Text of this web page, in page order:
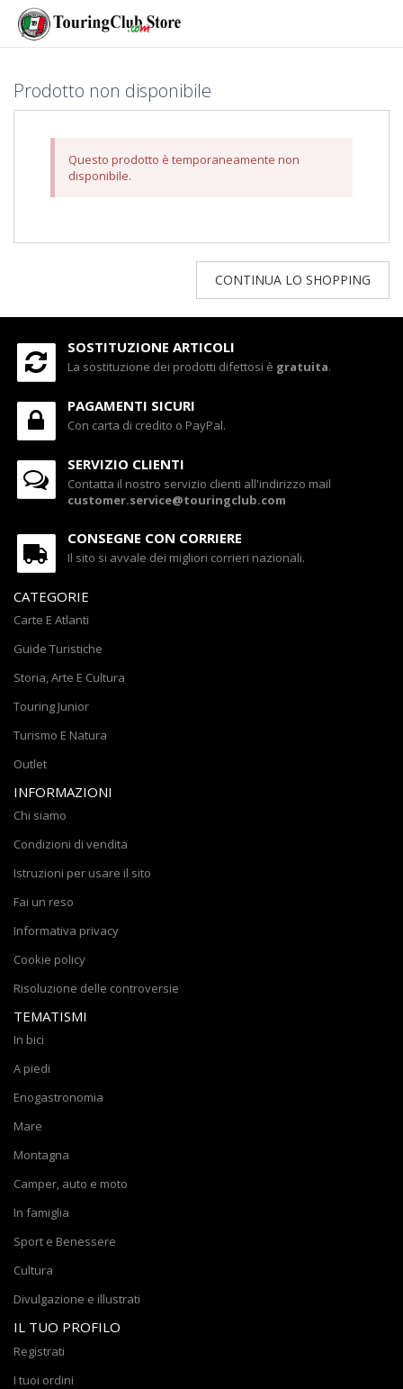
Prodotto non disponibile
Questo prodotto è temporaneamente non
disponibile.
CONTINUA LO SHOPPING
SOSTITUZIONE ARTICOLI
La sostituzione dei prodotti difettosi è gratuita.
PAGAMENTI SICURI
Con carta di credito o PayPal.
SERVIZIO CLIENTI
Contatta il nostro servizio clienti all'indirizzo mail
customer.service@touringclub.com
CONSEGNE CON CORRIERE
Il sito si avvale dei migliori corrieri nazionali.
CATEGORIE
Carte E Atlanti
Guide Turistiche
Storia, Arte E Cultura
Touring Junior
Turismo E Natura
Outlet
INFORMAZIONI
Chi siamo
Condizioni di vendita
Istruzioni per usare il sito
Fai un reso
Informativa privacy
Cookie policy
Risoluzione delle controversie
TEMATISMI
In bici
A piedi
Enogastronomia
Mare
Montagna
Camper, auto e moto
In famiglia
Sport e Benessere
Cultura
Divulgazione e illustrati
IL TUO PROFILO
Registrati
I tuoi ordini